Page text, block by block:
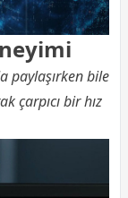
paylaşırken bile
çarpıcı bir hız